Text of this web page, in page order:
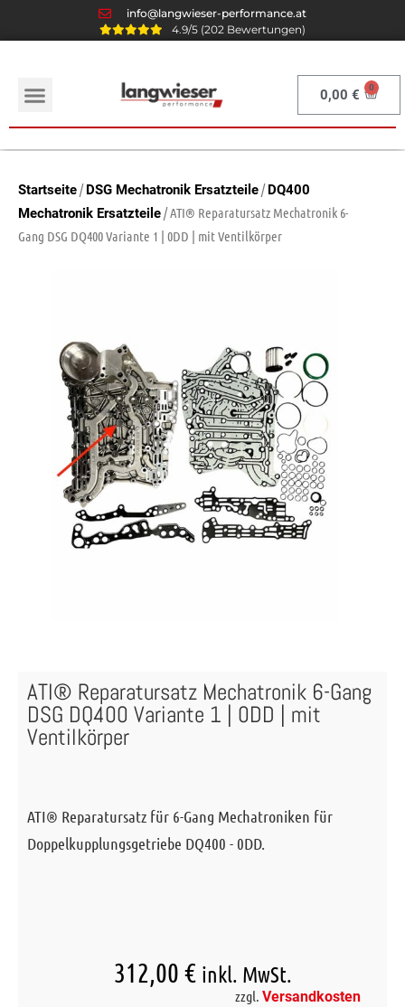
info@langwieser-performance.at
4.9/5 (202 Bewertungen)
0,00€
Startseite/DSG Mechatronik Ersatzteile/DQ400
Mechatronik Ersatzteile/ ATI® Reparatursatz Mechatronik 6-
Gang DSG DQ400 Variante 1 | 0DD | mit Ventilkörper
ATI® Reparatursatz Mechatronik 6-Gang
DSG DQ400 Variante 1 | 0DD | mit
Ventilkörper
ATI® Reparatursatz für 6-Gang Mechatroniken für
Doppelkupplungsgetriebe DQ400 - 0DD.
312,00€ inkl. MwSt.
zzgl. Versandkosten